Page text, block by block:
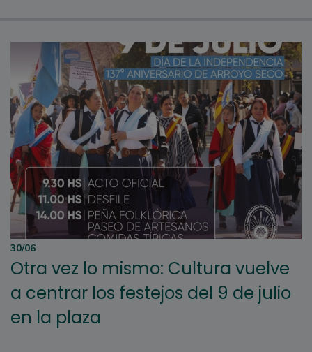
30/06
Otra vez lo mismo: Cultura vuelve
a centrar los festejos del 9 de julio
en la plaza